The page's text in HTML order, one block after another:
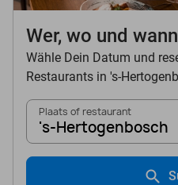
Wer, wo und
Wähle Dein Datum und
Restaurants in 's-
Plaats of restaurant
's-Hertogenbosch